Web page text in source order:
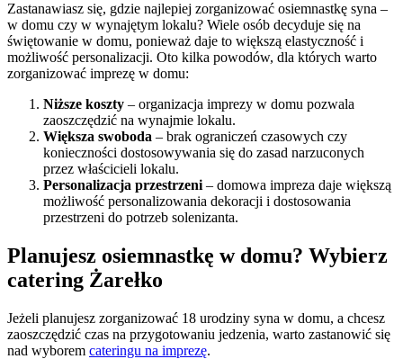
Zastanawiasz się, gdzie najlepiej zorganizować osiemnastkę syna –
w domu czy w wynajętym lokalu? Wiele osób decyduje się na
świętowanie w domu, ponieważ daje to większą elastyczność i
możliwość personalizacji. Oto kilka powodów, dla których warto
zorganizować imprezę w domu:
Niższe koszty – organizacja imprezy w domu pozwala
zaoszczędzić na wynajmie lokalu.
Większa swoboda – brak ograniczeń czasowych czy
konieczności dostosowywania się do zasad narzuconych
przez właścicieli lokalu.
Personalizacja przestrzeni – domowa impreza daje większą
możliwość personalizowania dekoracji i dostosowania
przestrzeni do potrzeb solenizanta.
Planujesz osiemnastkę w domu? Wybierz
catering Żarełko
Jeżeli planujesz zorganizować 18 urodziny syna w domu, a chcesz
zaoszczędzić czas na przygotowaniu jedzenia, warto zastanowić się
nad wyborem cateringu na imprezę.